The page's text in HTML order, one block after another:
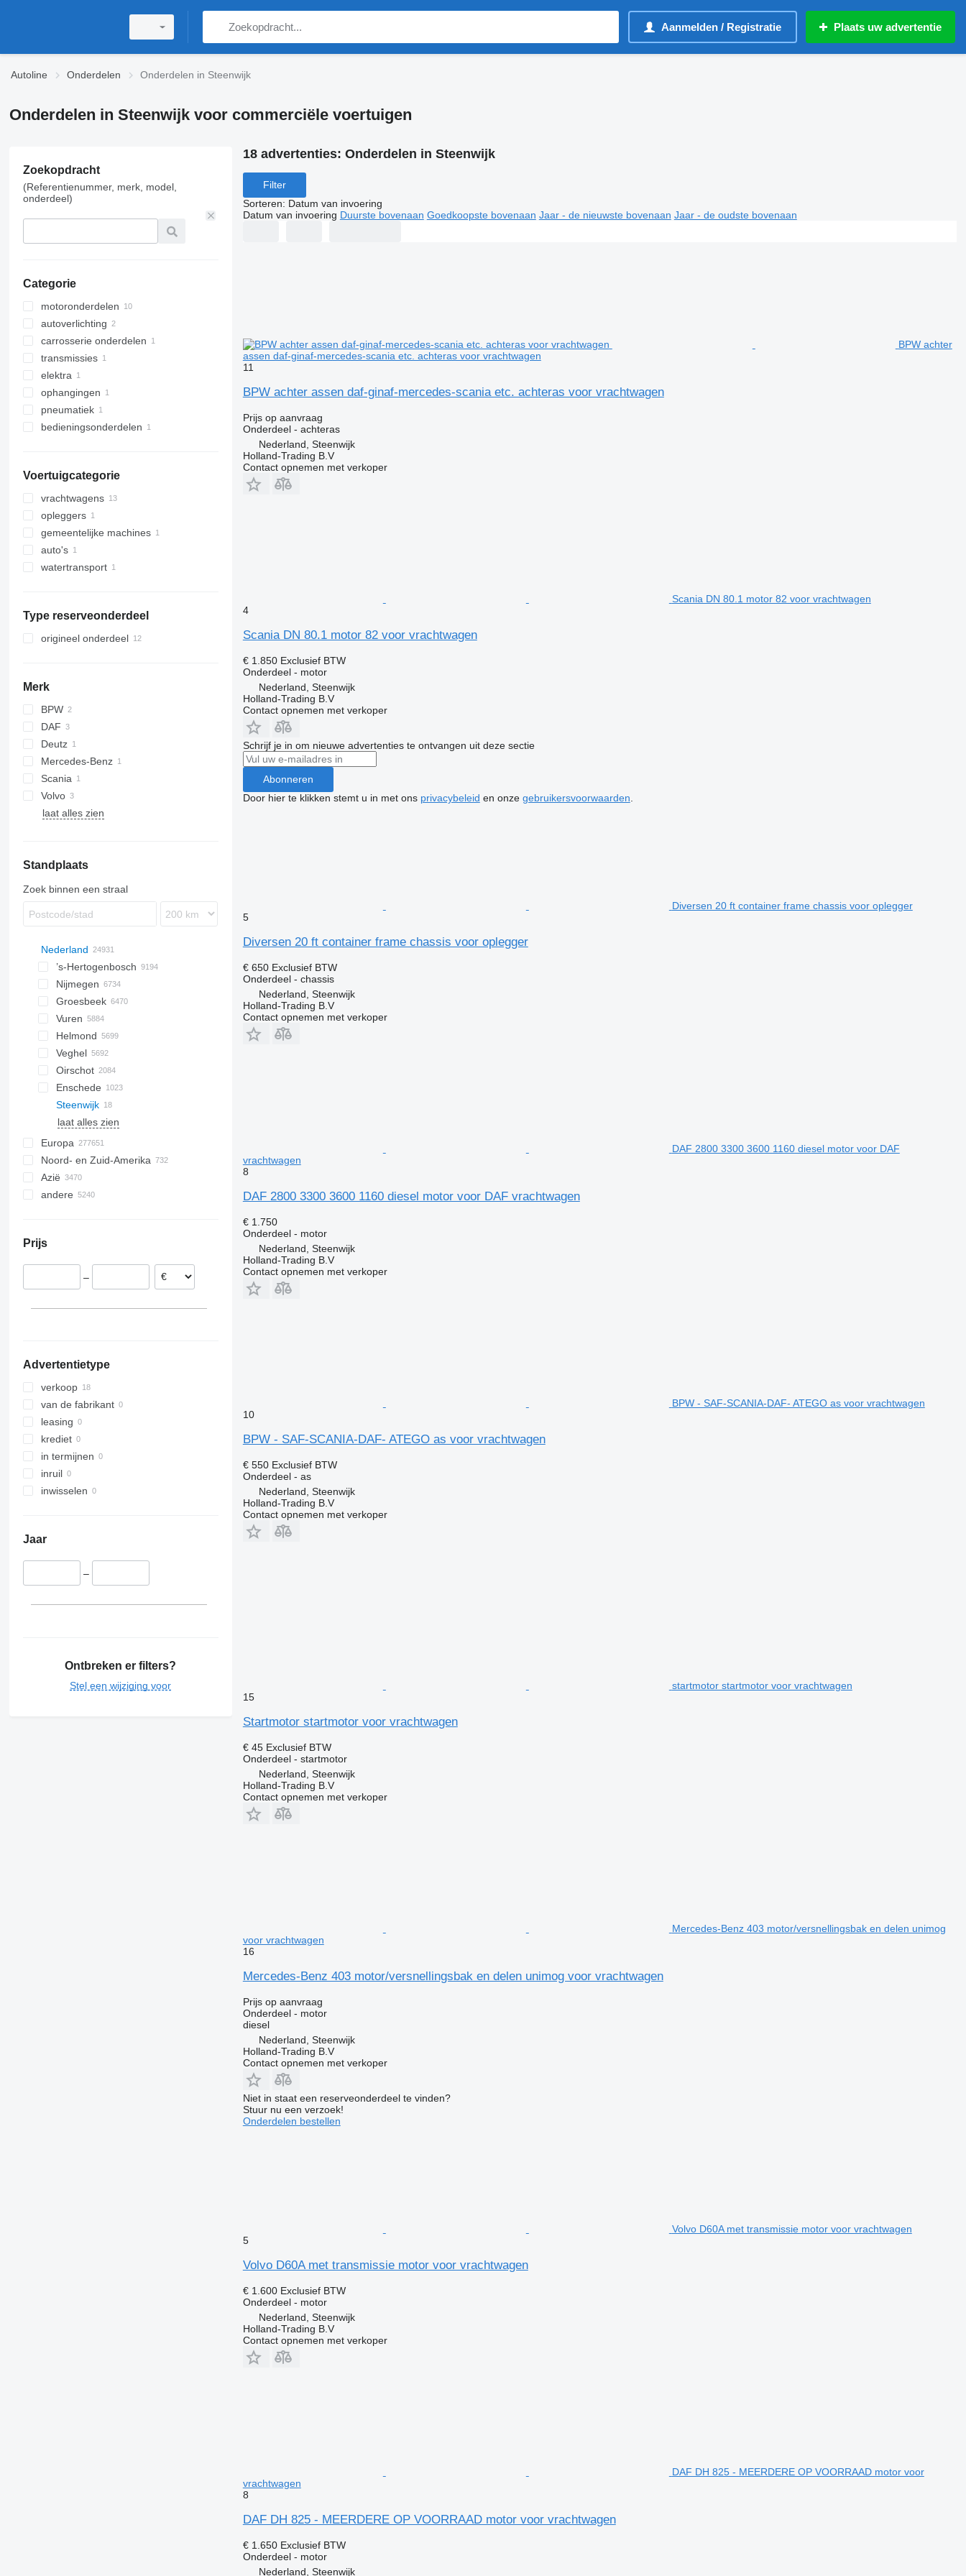
Aanmelden / Registratie Plaats uw advertentie
Autoline Onderdelen Onderdelen in Steenwijk
Onderdelen in Steenwijk voor commerciële voertuigen
Zoekopdracht
(Referentienummer, merk, model,
onderdeel)
Categorie
motoronderdelen
motoren
autoverlichting
achterlichten
carrosserie onderdelen
chassis
transmissies
achterassen
elektra
startmotoren
ophangingen
assen
pneumatiek
remboosters
bedieningsonderdelen
Voertuigcategorie
vrachtwagens
opleggers
gemeentelijke machines
gemeentelijke voertuigen
auto's
watertransport
Type reserveonderdeel
origineel onderdeel
Merk
BPW
DAF
Deutz
Mercedes-Benz
Unimog
Scania
Volvo
laat alles zien
Standplaats
Zoek binnen een straal
Nederland
’s-Hertogenbosch
Nijmegen
Groesbeek
Vuren
Helmond
Veghel
Oirschot
Enschede
Steenwijk
laat alles zien
Europa
Estland
Roemenië
Polen
België
Italië
Noord- en Zuid-Amerika
Mexico
VS
Azië
Turkije
Verenigde Arabische Emiraten
Oman
Kazachstan
andere
Brazilië
Moldavië
Prijs
–
Advertentietype
verkoop
van de fabrikant
leasing
krediet
in termijnen
inruil
inwisselen
Jaar
–
Ontbreken er filters?
Stel een wijziging voor
18 advertenties: Onderdelen in Steenwijk
Filter
Sorteren: Datum van invoering
Datum van invoering Duurste bovenaan Goedkoopste bovenaan Jaar - de nieuwste bovenaan Jaar - de oudste bovenaan
BPW achter
assen daf-ginaf-mercedes-scania etc. achteras voor vrachtwagen
11
BPW achter assen daf-ginaf-mercedes-scania etc. achteras voor vrachtwagen
Prijs op aanvraag
Onderdeel - achteras
Nederland, Steenwijk
Holland-Trading B.V
Contact opnemen met verkoper
Scania DN 80.1 motor 82 voor vrachtwagen
4
Scania DN 80.1 motor 82 voor vrachtwagen
€ 1.850 Exclusief BTW
Onderdeel - motor
Nederland, Steenwijk
Holland-Trading B.V
Contact opnemen met verkoper
Schrijf je in om nieuwe advertenties te ontvangen uit deze sectie
Abonneren
Door hier te klikken stemt u in met ons privacybeleid en onze gebruikersvoorwaarden
Diversen 20 ft container frame chassis voor oplegger
5
Diversen 20 ft container frame chassis voor oplegger
€ 650 Exclusief BTW
Onderdeel - chassis
Nederland, Steenwijk
Holland-Trading B.V
Contact opnemen met verkoper
DAF 2800 3300 3600 1160 diesel motor voor DAF
vrachtwagen
8
DAF 2800 3300 3600 1160 diesel motor voor DAF vrachtwagen
€ 1.750
Onderdeel - motor
Nederland, Steenwijk
Holland-Trading B.V
Contact opnemen met verkoper
BPW - SAF-SCANIA-DAF- ATEGO as voor vrachtwagen
10
BPW - SAF-SCANIA-DAF- ATEGO as voor vrachtwagen
€ 550 Exclusief BTW
Onderdeel - as
Nederland, Steenwijk
Holland-Trading B.V
Contact opnemen met verkoper
startmotor startmotor voor vrachtwagen
15
Startmotor startmotor voor vrachtwagen
€ 45 Exclusief BTW
Onderdeel - startmotor
Nederland, Steenwijk
Holland-Trading B.V
Contact opnemen met verkoper
Mercedes-Benz 403 motor/versnellingsbak en delen unimog
voor vrachtwagen
16
Mercedes-Benz 403 motor/versnellingsbak en delen unimog voor vrachtwagen
Prijs op aanvraag
Onderdeel - motor
diesel
Nederland, Steenwijk
Holland-Trading B.V
Contact opnemen met verkoper
Niet in staat een reserveonderdeel te vinden?
Stuur nu een verzoek!
Onderdelen bestellen
Volvo D60A met transmissie motor voor vrachtwagen
5
Volvo D60A met transmissie motor voor vrachtwagen
€ 1.600 Exclusief BTW
Onderdeel - motor
Nederland, Steenwijk
Holland-Trading B.V
Contact opnemen met verkoper
DAF DH 825 - MEERDERE OP VOORRAAD motor voor
vrachtwagen
8
DAF DH 825 - MEERDERE OP VOORRAAD motor voor vrachtwagen
€ 1.650 Exclusief BTW
Onderdeel - motor
Nederland, Steenwijk